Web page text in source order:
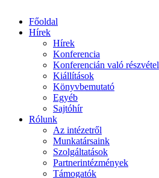
Főoldal
Hírek
Hírek
Konferencia
Konferencián való részvétel
Kiállítások
Könyvbemutató
Egyéb
Sajtóhír
Rólunk
Az intézetről
Munkatársaink
Szolgáltatások
Partnerintézmények
Támogatók